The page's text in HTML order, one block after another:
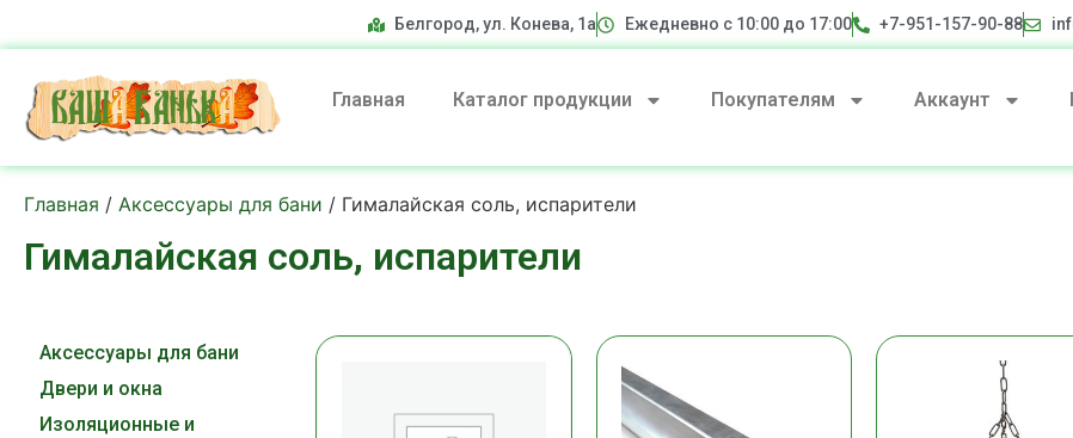
Белгород, ул. Конева, 1а Ежедневно с 10:00 до 17:00 +7-951-157-90-88
Главная Каталог продукции Покупателям Аккаунт
Главная / Аксессуары для бани / Гималайская соль, испарители
Гималайская соль, испарители
Аксессуары для бани
Двери и окна
Изоляционные и